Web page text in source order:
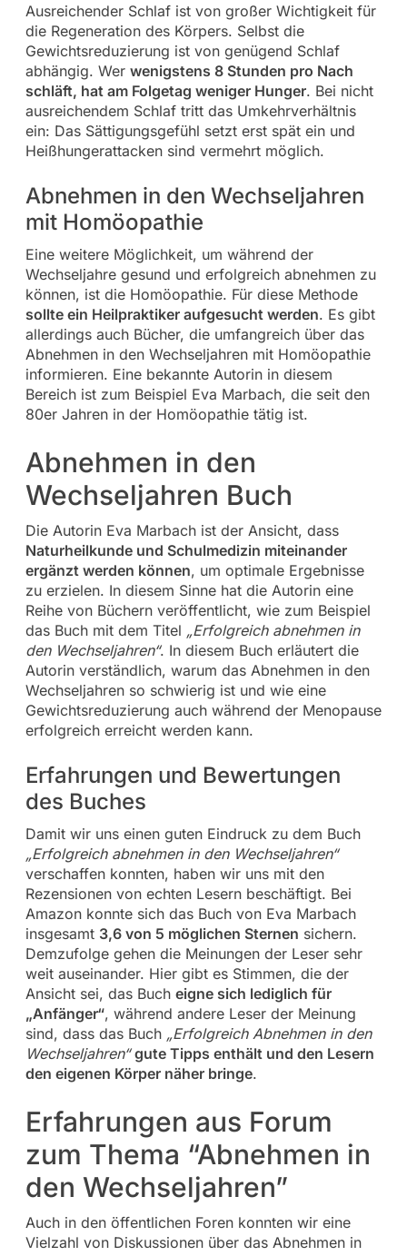
Ausreichender Schlaf ist von großer Wichtigkeit für
die Regeneration des Körpers. Selbst die
Gewichtsreduzierung ist von genügend Schlaf
abhängig. Wer wenigstens 8 Stunden pro Nach
schläft, hat am Folgetag weniger Hunger. Bei nicht
ausreichendem Schlaf tritt das Umkehrverhältnis
ein: Das Sättigungsgefühl setzt erst spät ein und
Heißhungerattacken sind vermehrt möglich.
Abnehmen in den Wechseljahren
mit Homöopathie
Eine weitere Möglichkeit, um während der
Wechseljahre gesund und erfolgreich abnehmen zu
können, ist die Homöopathie. Für diese Methode
sollte ein Heilpraktiker aufgesucht werden. Es gibt
allerdings auch Bücher, die umfangreich über das
Abnehmen in den Wechseljahren mit Homöopathie
informieren. Eine bekannte Autorin in diesem
Bereich ist zum Beispiel Eva Marbach, die seit den
80er Jahren in der Homöopathie tätig ist.
Abnehmen in den
Wechseljahren Buch
Die Autorin Eva Marbach ist der Ansicht, dass
Naturheilkunde und Schulmedizin miteinander
ergänzt werden können, um optimale Ergebnisse
zu erzielen. In diesem Sinne hat die Autorin eine
Reihe von Büchern veröffentlicht, wie zum Beispiel
das Buch mit dem Titel „Erfolgreich abnehmen in
den Wechseljahren“. In diesem Buch erläutert die
Autorin verständlich, warum das Abnehmen in den
Wechseljahren so schwierig ist und wie eine
Gewichtsreduzierung auch während der Menopause
erfolgreich erreicht werden kann.
Erfahrungen und Bewertungen
des Buches
Damit wir uns einen guten Eindruck zu dem Buch
„Erfolgreich abnehmen in den Wechseljahren“
verschaffen konnten, haben wir uns mit den
Rezensionen von echten Lesern beschäftigt. Bei
Amazon konnte sich das Buch von Eva Marbach
insgesamt 3,6 von 5 möglichen Sternen sichern.
Demzufolge gehen die Meinungen der Leser sehr
weit auseinander. Hier gibt es Stimmen, die der
Ansicht sei, das Buch eigne sich lediglich für
„Anfänger“, während andere Leser der Meinung
sind, dass das Buch „Erfolgreich Abnehmen in den
Wechseljahren“ gute Tipps enthält und den Lesern
den eigenen Körper näher bringe.
Erfahrungen aus Forum
zum Thema “Abnehmen in
den Wechseljahren”
Auch in den öffentlichen Foren konnten wir eine
Vielzahl von Diskussionen über das Abnehmen in